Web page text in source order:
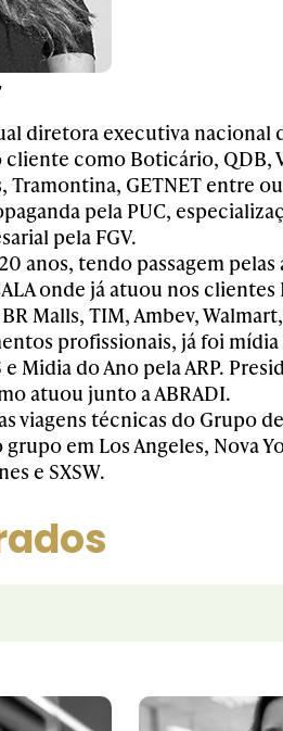
diretora executiva nacional
cliente como Boticário, QDB,
Tramontina, GETNET entre
pela PUC,
pela FGV.
anos, tendo passagem pelas
onde já atuou nos
Malls, TIM, Ambev,
profissionais, já foi
e Midia do Ano pela ARP.
atuou junto a ABRADI.
viagens técnicas do Grupo
em Los Angeles, Nova
e SXSW.